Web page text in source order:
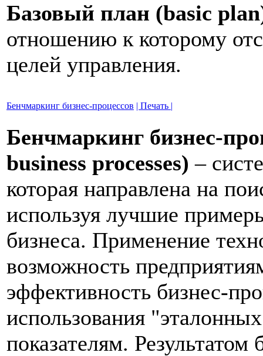
Базовый план (basic
отношению к которому
целей управления.
Бенчмаркинг бизнес-процессов | Печать |
Бенчмаркинг бизнес-
business processes) –
которая направлена на
используя лучшие
бизнеса. Применение
возможность
эффективность бизнес-
использования
показателям. Результатом